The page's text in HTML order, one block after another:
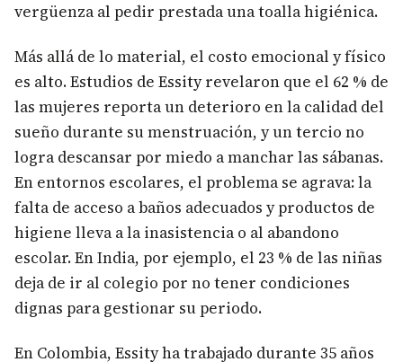
vergüenza al pedir prestada una toalla higiénica.
Más allá de lo material, el costo emocional y físico
es alto. Estudios de Essity revelaron que el 62 % de
las mujeres reporta un deterioro en la calidad del
sueño durante su menstruación, y un tercio no
logra descansar por miedo a manchar las sábanas.
En entornos escolares, el problema se agrava: la
falta de acceso a baños adecuados y productos de
higiene lleva a la inasistencia o al abandono
escolar. En India, por ejemplo, el 23 % de las niñas
deja de ir al colegio por no tener condiciones
dignas para gestionar su periodo.
En Colombia, Essity ha trabajado durante 35 años